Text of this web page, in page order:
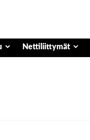
Nettiliittymät